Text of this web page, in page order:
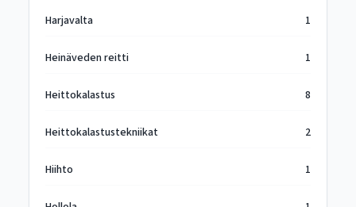
Harjavalta 1
Heinäveden reitti 1
Heittokalastus 8
Heittokalastustekniikat 2
Hiihto 1